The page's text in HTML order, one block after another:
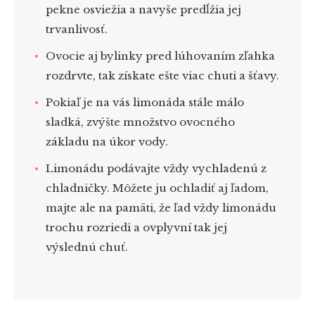
pekne osviežia a navyše predĺžia jej
trvanlivosť.
Ovocie aj bylinky pred lúhovaním zľahka
rozdrvte, tak získate ešte viac chuti a šťavy.
Pokiaľ je na vás limonáda stále málo
sladká, zvýšte množstvo ovocného
základu na úkor vody.
Limonádu podávajte vždy vychladenú z
chladničky. Môžete ju ochladiť aj ľadom,
majte ale na pamäti, že ľad vždy limonádu
trochu rozriedi a ovplyvní tak jej
výslednú chuť.